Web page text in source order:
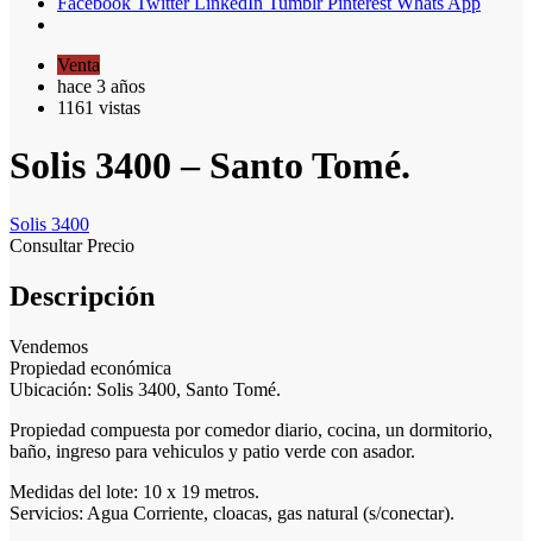
Venta
hace 3 años
1161 vistas
Solis 3400 – Santo Tomé.
Solis 3400
Consultar Precio
Descripción
Vendemos
Propiedad económica
Ubicación: Solis 3400, Santo Tomé.
Propiedad compuesta por comedor diario, cocina, un dormitorio,
baño, ingreso para vehiculos y patio verde con asador.
Medidas del lote: 10 x 19 metros.
Servicios: Agua Corriente, cloacas, gas natural (s/conectar).